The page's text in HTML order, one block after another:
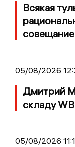
Всякая
совещание
05/08/2026
Дмитрий
складу
05/08/2026